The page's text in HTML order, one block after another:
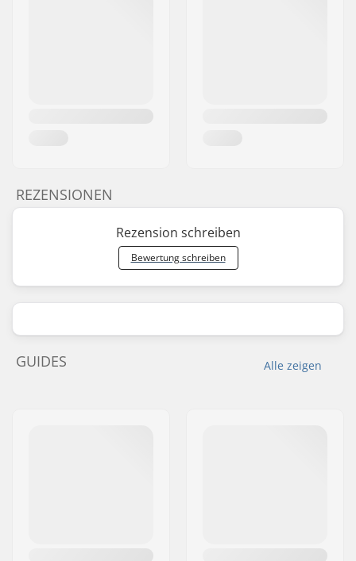
REZENSIONEN
Rezension schreiben
Bewertung schreiben
Alle zeigen
GUIDES